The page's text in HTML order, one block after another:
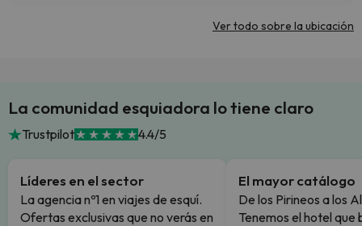
Ver todo sobre la ubicación
La comunidad esquiadora lo tiene claro
Trustpilot 4.4/5
Líderes en el sector
La agencia nº1 en viajes de esquí.
Ofertas exclusivas que no verás en
El mayor catálogo
De los Pirineos a los
Tenemos el hotel que